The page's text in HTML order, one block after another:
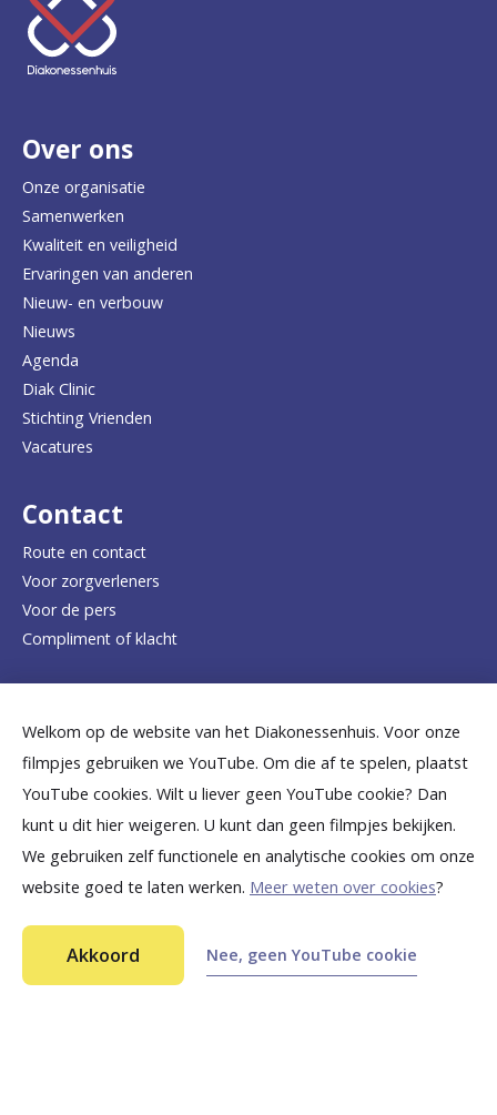
Welkom op de website van het Diakonessenhuis. Voor onze
filmpjes gebruiken we YouTube. Om die af te spelen, plaatst
YouTube cookies. Wilt u liever geen YouTube cookie? Dan
kunt u dit hier weigeren. U kunt dan geen filmpjes bekijken.
We gebruiken zelf functionele en analytische cookies om onze
website goed te laten werken. Meer weten over cookies?
Akkoord Nee, geen YouTube cookie
e
e
t
e
r
u
g
n
a
a
d
e
h
o
p
a
g
e
Over ons
Onze organisatie
Samenwerken
Kwaliteit en veiligheid
Ervaringen van anderen
Nieuw- en verbouw
Nieuws
Agenda
Diak Clinic
Stichting Vrienden
Vacatures
Contact
Route en contact
Voor zorgverleners
Voor de pers
Compliment of klacht
Dicht bij jou
B
e
k
k
B
e
k
j
k
B
e
k
B
e
k
j
B
e
k
j
Aansprakelijkheid
Toegankelijkheid